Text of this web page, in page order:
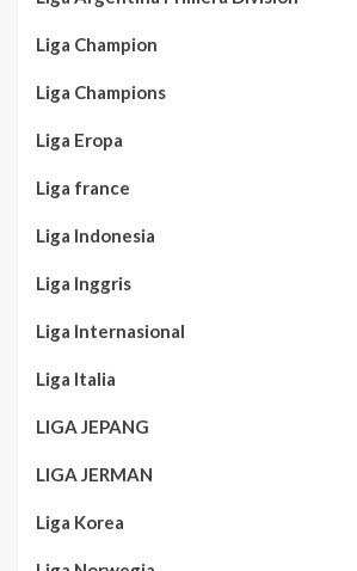
Liga Champion
Liga Champions
Liga Eropa
Liga france
Liga Indonesia
Liga Inggris
Liga Internasional
Liga Italia
LIGA JEPANG
LIGA JERMAN
Liga Korea